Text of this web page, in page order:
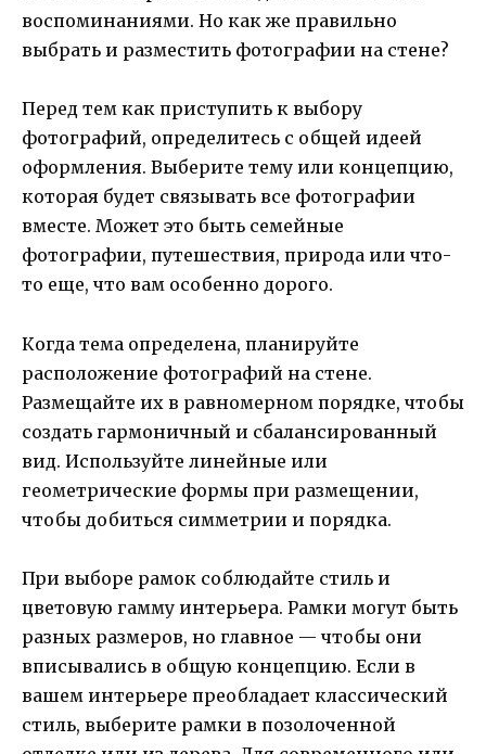
воспоминаниями. Но как же правильно
выбрать и разместить фотографии на стене?
Перед тем как приступить к выбору
фотографий, определитесь с общей идеей
оформления. Выберите тему или концепцию,
которая будет связывать все фотографии
вместе. Может это быть семейные
фотографии, путешествия, природа или что-
то еще, что вам особенно дорого.
Когда тема определена, планируйте
расположение фотографий на стене.
Размещайте их в равномерном порядке, чтобы
создать гармоничный и сбалансированный
вид. Используйте линейные или
геометрические формы при размещении,
чтобы добиться симметрии и порядка.
При выборе рамок соблюдайте стиль и
цветовую гамму интерьера. Рамки могут быть
разных размеров, но главное — чтобы они
вписывались в общую концепцию. Если в
вашем интерьере преобладает классический
стиль, выберите рамки в позолоченной